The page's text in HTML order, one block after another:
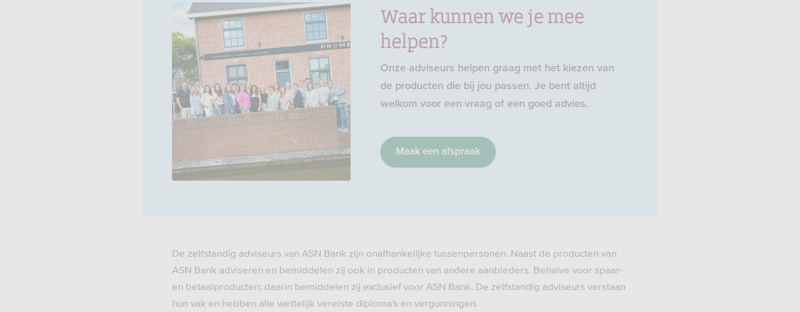
Waar kunnen we je mee
helpen?
Onze adviseurs helpen graag met het kiezen van
de producten die bij jou passen. Je bent altijd
welkom voor een vraag of een goed advies.
Maak een afspraak
De zelfstandig adviseurs van ASN Bank zijn onafhankelijke tussenpersonen. Naast de producten van
ASN Bank adviseren en bemiddelen zij ook in producten van andere aanbieders. Behalve voor spaar-
en betaalproducten; daarin bemiddelen zij exclusief voor ASN Bank. De zelfstandig adviseurs verstaan
hun vak en hebben alle wettelijk vereiste diploma's en vergunningen.